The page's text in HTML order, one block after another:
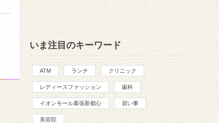
いま注目のキーワード
ATM ランチ クリニック
レディースファッション 歯科
イオンモール幕張新都心 習い事
美容院